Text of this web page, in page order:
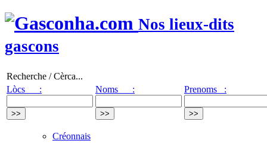
Nos lieux-dits
gascons
Recherche / Cèrca...
Lòcs :
Noms : Prenoms :
Créonnais